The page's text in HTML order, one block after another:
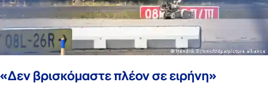
«Δεν βρισκόμαστε πλέον σε ειρήνη»